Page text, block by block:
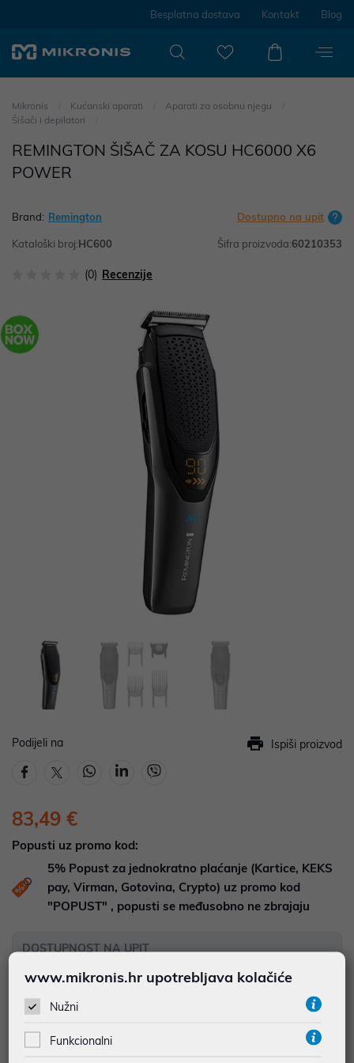
Besplatna dostava Kontakt Blog
Mikronis Kućanski aparati
Aparati za osobnu njegu
Šišači i depilatori
REMINGTON ŠIŠAČ ZA KOSU HC6000 X6
POWER
Brand: Remington Dostupno na upit
Kataloški broj:HC600 Šifra proizvoda:60210353
(0) Recenzije
Podijeli na Ispiši proizvod
83,49 €
Popusti uz promo kod:
5% Popust za jednokratno plaćanje (Kartice, KEKS
pay, Virman, Gotovina, Crypto) uz promo kod
"POPUST" , popusti se međusobno ne zbrajaju
DOSTUPNOST NA UPIT
www.mikronis.hr upotrebljava kolačiće
Nužni
Funkcionalni